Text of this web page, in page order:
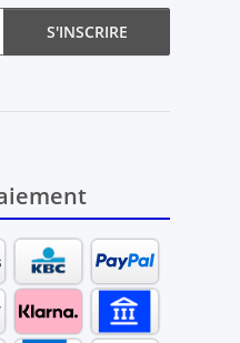
S'INSCRIRE